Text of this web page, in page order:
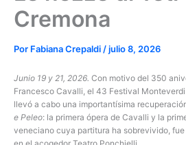
Cremona
Por Fabiana Crepaldi /julio 8, 2026
Junio 19 y 21, 2026. Con motivo del 350
Francesco Cavalli, el 43 Festival
llevó a cabo una importantísima
e Peleo: la primera ópera de Cavalli y la
veneciano cuya partitura ha sobrevivido,